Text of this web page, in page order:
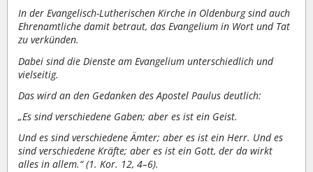
In der Evangelisch-Lutherischen Kirche in Oldenburg sind auch
Ehrenamtliche damit betraut, das Evangelium in Wort und Tat
zu verkünden.
Dabei sind die Dienste am Evangelium unterschiedlich und
vielseitig.
Das wird an den Gedanken des Apostel Paulus deutlich:
„Es sind verschiedene Gaben; aber es ist ein Geist.
Und es sind verschiedene Ämter; aber es ist ein Herr. Und es
sind verschiedene Kräfte; aber es ist ein Gott, der da wirkt
alles in allem.“ (1. Kor. 12, 4–6).